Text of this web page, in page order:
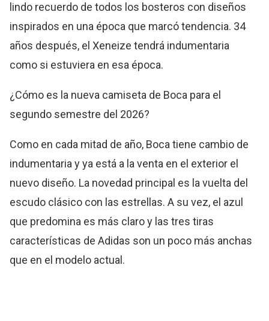
lindo recuerdo de todos los bosteros con diseños
inspirados en una época que marcó tendencia. 34
años después, el Xeneize tendrá indumentaria
como si estuviera en esa época.
¿Cómo es la nueva camiseta de Boca para el
segundo semestre del 2026?
Como en cada mitad de año, Boca tiene cambio de
indumentaria y ya está a la venta en el exterior el
nuevo diseño. La novedad principal es la vuelta del
escudo clásico con las estrellas. A su vez, el azul
que predomina es más claro y las tres tiras
características de Adidas son un poco más anchas
que en el modelo actual.